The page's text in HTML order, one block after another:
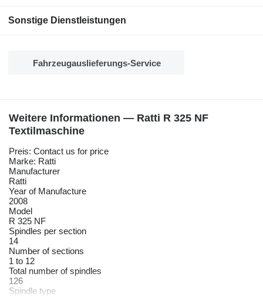
Sonstige Dienstleistungen
Fahrzeugauslieferungs-Service
Weitere Informationen — Ratti R 325 NF
Textilmaschine
Preis: Contact us for price
Marke: Ratti
Manufacturer
Ratti
Year of Manufacture
2008
Model
R 325 NF
Spindles per section
14
Number of sections
1 to 12
Total number of spindles
126
Spindle type